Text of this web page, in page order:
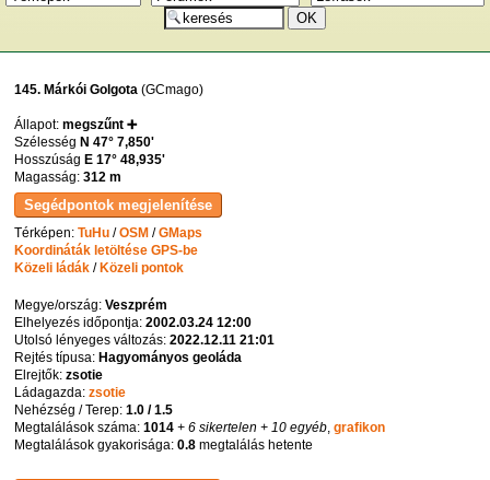
145. Márkói Golgota (GCmago)
Állapot:megszűnt ➕
SzélességN 47° 7,850'
HosszúságE 17° 48,935'
Magasság:312 m
Térképen:TuHu /OSM /GMaps
Koordináták letöltése GPS-be
Közeli ládák /Közeli pontok
Megye/ország:Veszprém
Elhelyezés időpontja:2002.03.24 12:00
Utolsó lényeges változás:2022.12.11 21:01
Rejtés típusa:Hagyományos geoláda
Elrejtők:zsotie
Ládagazda:zsotie
Nehézség / Terep:1.0 / 1.5
Megtalálások száma:1014 + 6 sikertelen + 10 egyéb,grafikon
Megtalálások gyakorisága:0.8 megtalálás hetente